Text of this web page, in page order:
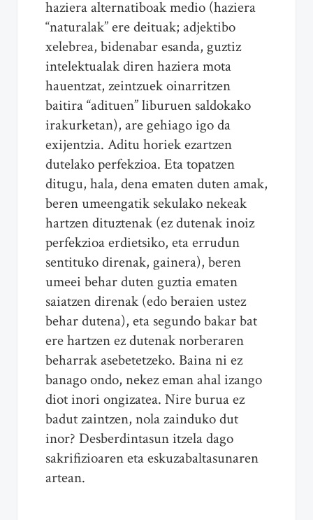
haziera alternatiboak medio (haziera
“naturalak” ere deituak; adjektibo
xelebrea, bidenabar esanda, guztiz
intelektualak diren haziera mota
hauentzat, zeintzuek oinarritzen
baitira “adituen” liburuen saldokako
irakurketan), are gehiago igo da
exijentzia. Aditu horiek ezartzen
dutelako perfekzioa. Eta topatzen
ditugu, hala, dena ematen duten amak,
beren umeengatik sekulako nekeak
hartzen dituztenak (ez dutenak inoiz
perfekzioa erdietsiko, eta errudun
sentituko direnak, gainera), beren
umeei behar duten guztia ematen
saiatzen direnak (edo beraien ustez
behar dutena), eta segundo bakar bat
ere hartzen ez dutenak norberaren
beharrak asebetetzeko. Baina ni ez
banago ondo, nekez eman ahal izango
diot inori ongizatea. Nire burua ez
badut zaintzen, nola zainduko dut
inor? Desberdintasun itzela dago
sakrifizioaren eta eskuzabaltasunaren
artean.